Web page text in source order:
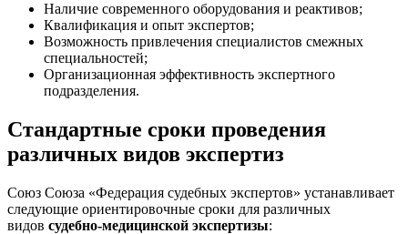
Наличие современного оборудования и реактивов;
Квалификация и опыт экспертов;
Возможность привлечения специалистов смежных
специальностей;
Организационная эффективность экспертного
подразделения.
Стандартные сроки проведения
различных видов экспертиз
Союз Союза «Федерация судебных экспертов» устанавливает
следующие ориентировочные сроки для различных
видов судебно-медицинской экспертизы: